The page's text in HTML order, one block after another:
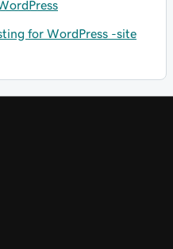
for WordPress -site